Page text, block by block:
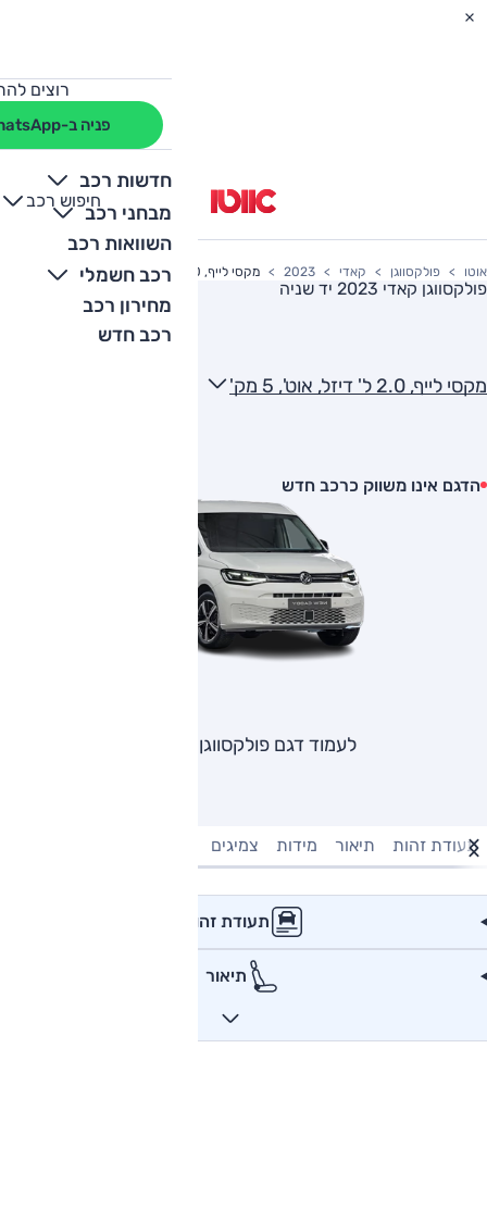
רוצים
פניה ב-WhatsApp
חדשות רכב
מבחני רכב
השוואות רכב
רכב חשמלי
מחירון רכב
רכב חדש
חיפוש רכב
+
-
אוטו פולקסווגן קאדי 2023 מקסי לייף, 2.0 ל' דיזל, אוט', 5 מק'
פולקסווגן קאדי 2023 יד שניה
מקסי לייף, 2.0 ל' דיזל, אוט', 5 מק'
הדגם אינו משווק כרכב חדש
לעמוד דגם פולקסווגן קאדי
תעודת זהות תיאור מידות צמיגים
תעודת זהות
תיאור